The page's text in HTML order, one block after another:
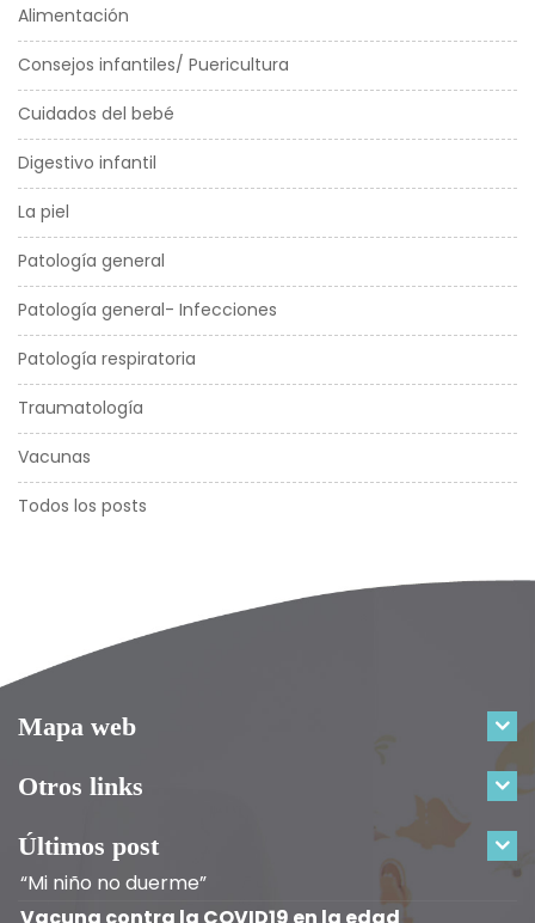
Alimentación
Consejos infantiles/ Puericultura
Cuidados del bebé
Digestivo infantil
La piel
Patología general
Patología general- Infecciones
Patología respiratoria
Traumatología
Vacunas
Todos los posts
Mapa web
Otros links
Últimos post
“Mi niño no duerme”